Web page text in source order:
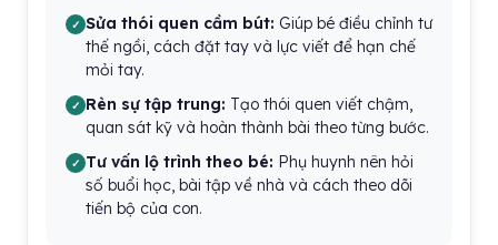
Sửa thói quen cầm bút: Giúp bé điều chỉnh tư
thế ngồi, cách đặt tay và lực viết để hạn chế
mỏi tay.
Rèn sự tập trung: Tạo thói quen viết chậm,
quan sát kỹ và hoàn thành bài theo từng bước.
Tư vấn lộ trình theo bé: Phụ huynh nên hỏi
số buổi học, bài tập về nhà và cách theo dõi
tiến bộ của con.